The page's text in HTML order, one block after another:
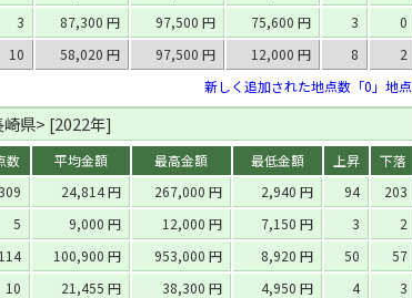
3 87,300 円 97,500 円 75,600 円 3
0
10 58,020 円 97,500 円 12,000 円 8
2
新しく追加された地点数「0」地点
県> [2022年]
数 平均金額 最高金額 最低金額 上昇
下落
24,814 円 267,000 円 2,940 円 94
203
5 9,000 円 12,000 円 7,150 円 3
2
114 100,900 円 953,000 円 8,920 円 50
57
10 21,455 円 38,300 円 4,950 円 4
3